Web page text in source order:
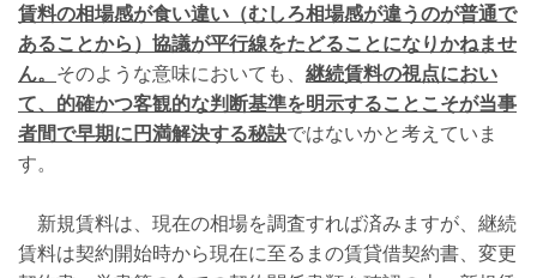
賃料の相場感が食い違い（むしろ相場感が違うのが普通で
あることから）協議が平行線をたどることになりかねませ
ん。 そのような意味においても、 継続賃料の視点におい
て、的確かつ客観的な判断基準を明示することこそが当事
者間で早期に円満解決する秘訣ではないかと考えていま
す。
新規賃料は、現在の相場を調査すれば済みますが、継続
賃料は契約開始時から現在に至るまの賃貸借契約書、変更